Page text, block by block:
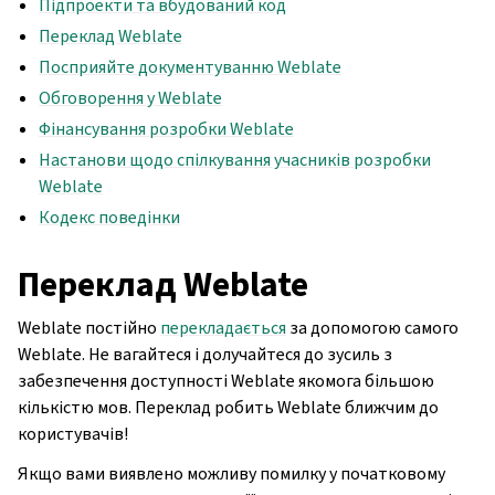
Підпроекти та вбудований код
Переклад Weblate
Посприяйте документуванню Weblate
Обговорення у Weblate
Фінансування розробки Weblate
Настанови щодо спілкування учасників розробки
Weblate
Кодекс поведінки
Переклад Weblate
Weblate постійно перекладається за допомогою самого
Weblate. Не вагайтеся і долучайтеся до зусиль з
забезпечення доступності Weblate якомога більшою
кількістю мов. Переклад робить Weblate ближчим до
користувачів!
Якщо вами виявлено можливу помилку у початковому